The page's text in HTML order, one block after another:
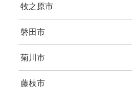
牧之原市
磐田市
菊川市
藤枝市